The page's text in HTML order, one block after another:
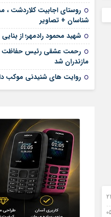
2023
2023
روستای اجابیت کلاردشت ،
شناسان + تصاویر
شهید محمود رادمهر؛ از
رحمت عشقی رئیس حفاظت و
مازندران شد
روایت های شنیدنی موکب